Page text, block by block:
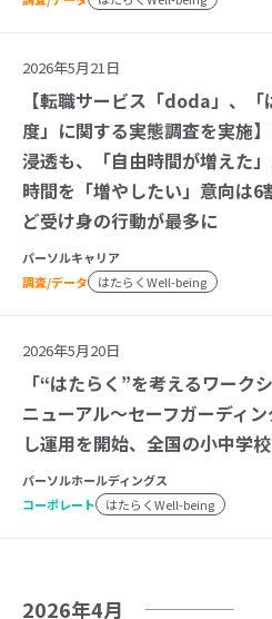
2026年5月21日
【転職サービス「doda」、
度」に関する実態調査を実施
浸透も、「自由時間が増えた
時間を「増やしたい」意向は
ど受け身の行動が最多に
パーソルキャリア
調査/データ
はたらくWell-being
2026年5月20日
「“はたらく”を考えるワーク
ニューアル～セーフガーディ
し運用を開始、全国の小中学
パーソルホールディングス
コーポレート
はたらくWell-being
2026年4月